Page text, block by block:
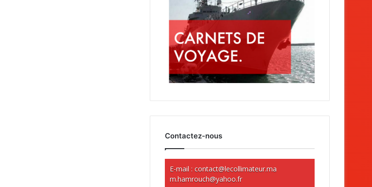
Contactez-nous
E-mail :contact@lecollimateur.ma
m.hamrouch@yahoo.fr